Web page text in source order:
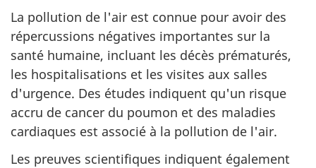
La pollution de l'air est connue pour avoir des
répercussions négatives importantes sur la
santé humaine, incluant les décès prématurés,
les hospitalisations et les visites aux salles
d'urgence. Des études indiquent qu'un risque
accru de cancer du poumon et des maladies
cardiaques est associé à la pollution de l'air.
Les preuves scientifiques indiquent également